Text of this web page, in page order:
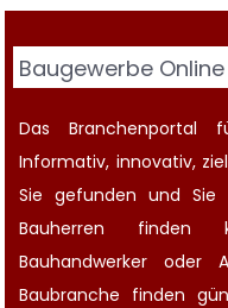
Baugewerbe Online
Das Branchenportal
Informativ, innovativ,
Sie gefunden und
Bauherren finden
Bauhandwerker oder
Baubranche finden